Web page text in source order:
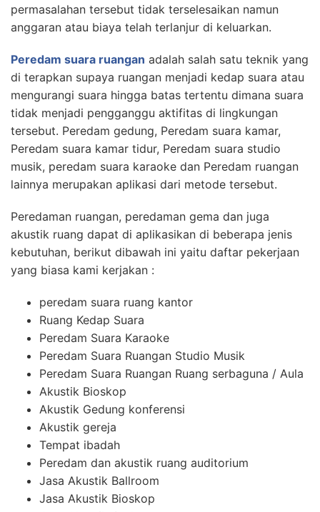
permasalahan tersebut tidak terselesaikan namun
anggaran atau biaya telah terlanjur di keluarkan.
Peredam suara ruangan adalah salah satu teknik yang
di terapkan supaya ruangan menjadi kedap suara atau
mengurangi suara hingga batas tertentu dimana suara
tidak menjadi pengganggu aktifitas di lingkungan
tersebut. Peredam gedung, Peredam suara kamar,
Peredam suara kamar tidur, Peredam suara studio
musik, peredam suara karaoke dan Peredam ruangan
lainnya merupakan aplikasi dari metode tersebut.
Peredaman ruangan, peredaman gema dan juga
akustik ruang dapat di aplikasikan di beberapa jenis
kebutuhan, berikut dibawah ini yaitu daftar pekerjaan
yang biasa kami kerjakan :
peredam suara ruang kantor
Ruang Kedap Suara
Peredam Suara Karaoke
Peredam Suara Ruangan Studio Musik
Peredam Suara Ruangan Ruang serbaguna / Aula
Akustik Bioskop
Akustik Gedung konferensi
Akustik gereja
Tempat ibadah
Peredam dan akustik ruang auditorium
Jasa Akustik Ballroom
Jasa Akustik Bioskop